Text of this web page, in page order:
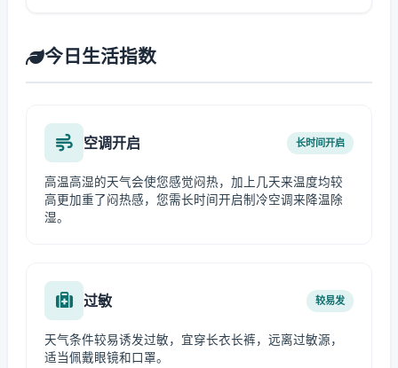
今日生活指数
空调开启 长时间开启
高温高湿的天气会使您感觉闷热，加上几天来温度均较
高更加重了闷热感，您需长时间开启制冷空调来降温除
湿。
过敏 较易发
天气条件较易诱发过敏，宜穿长衣长裤，远离过敏源，
适当佩戴眼镜和口罩。